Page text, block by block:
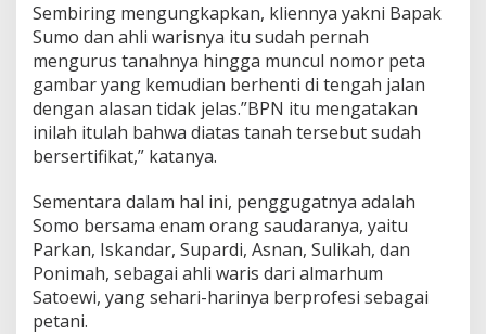
Sembiring mengungkapkan, kliennya yakni Bapak
Sumo dan ahli warisnya itu sudah pernah
mengurus tanahnya hingga muncul nomor peta
gambar yang kemudian berhenti di tengah jalan
dengan alasan tidak jelas.”BPN itu mengatakan
inilah itulah bahwa diatas tanah tersebut sudah
bersertifikat,” katanya.
Sementara dalam hal ini, penggugatnya adalah
Somo bersama enam orang saudaranya, yaitu
Parkan, Iskandar, Supardi, Asnan, Sulikah, dan
Ponimah, sebagai ahli waris dari almarhum
Satoewi, yang sehari-harinya berprofesi sebagai
petani.